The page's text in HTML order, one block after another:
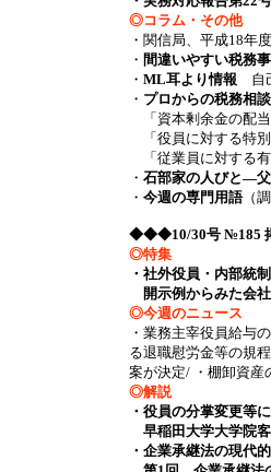
◎コラム・その他
・関信局、平成18年
・ 間違いやすい税務
・ ML耳より情報 自
・ プロからの税務相
「資本剰余金の配当
「役員に対する特別
「従業員に対する有
・ 石部家の人びと―
・ 今週の専門用語（
◆◆◆10/30号 №185
◎特集
・社外役員・内部統
開示例からみた会
◎今週のニュース
・業務主宰役員給与
る退職慰労金等の規
案が決定/ ・棚卸資産
◎解説
・役員の分掌変更等
早稲田大学大学院
・企業承継法の現代